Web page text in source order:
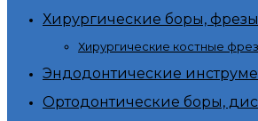
Хирургические боры,
Хирургические костные
Эндодонтические
Ортодонтические боры,